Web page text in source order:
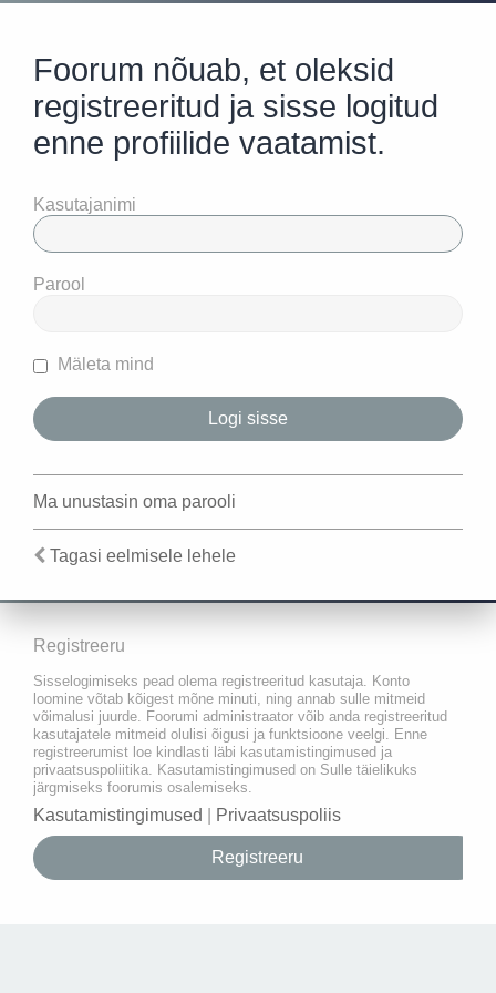
Foorum nõuab, et oleksid
registreeritud ja sisse logitud
enne profiilide vaatamist.
Kasutajanimi
Parool
Mäleta mind
Ma unustasin oma parooli
Tagasi eelmisele lehele
Registreeru
Sisselogimiseks pead olema registreeritud kasutaja. Konto
loomine võtab kõigest mõne minuti, ning annab sulle mitmeid
võimalusi juurde. Foorumi administraator võib anda registreeritud
kasutajatele mitmeid olulisi õigusi ja funktsioone veelgi. Enne
registreerumist loe kindlasti läbi kasutamistingimused ja
privaatsuspoliitika. Kasutamistingimused on Sulle täielikuks
järgmiseks foorumis osalemiseks.
Kasutamistingimused Privaatsuspoliis
Registreeru